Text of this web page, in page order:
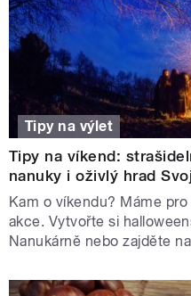
Tipy na výlet
Tipy na víkend:
nanuky i oživlý hrad
Kam o víkendu? Máme
akce. Vytvořte si
Nanukárně nebo zajděte